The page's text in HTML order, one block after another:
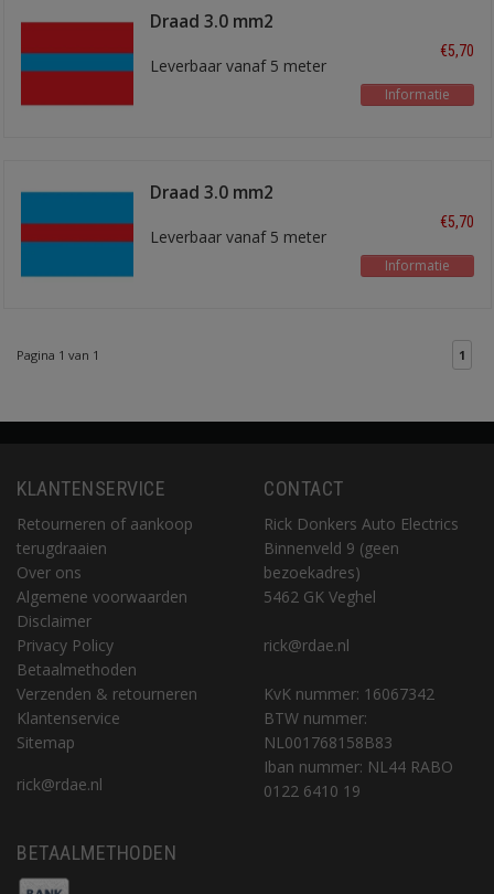
Draad 3.0 mm2
Leverbaar vanaf 5 meter
€5,70
Informatie
Draad 3.0 mm2
Leverbaar vanaf 5 meter
€5,70
Informatie
Pagina 1 van 1 1
KLANTENSERVICE
Retourneren of aankoop
terugdraaien
Over ons
Algemene voorwaarden
Disclaimer
Privacy Policy
Betaalmethoden
Verzenden & retourneren
Klantenservice
Sitemap
rick@rdae.nl
CONTACT
Rick Donkers Auto Electrics
Binnenveld 9 (geen
bezoekadres)
5462 GK Veghel
rick@rdae.nl
KvK nummer: 16067342
BTW nummer:
NL001768158B83
Iban nummer: NL44 RABO
0122 6410 19
BETAALMETHODEN